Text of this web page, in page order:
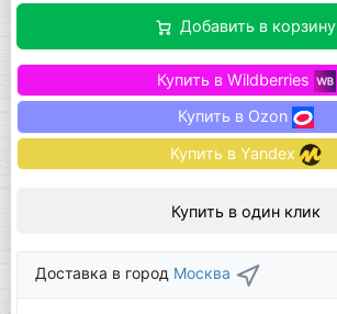
Добавить в корзину
Купить в Wildberries
Купить в Ozon
Купить в Yandex
Купить в один клик
Доставка в город Москва